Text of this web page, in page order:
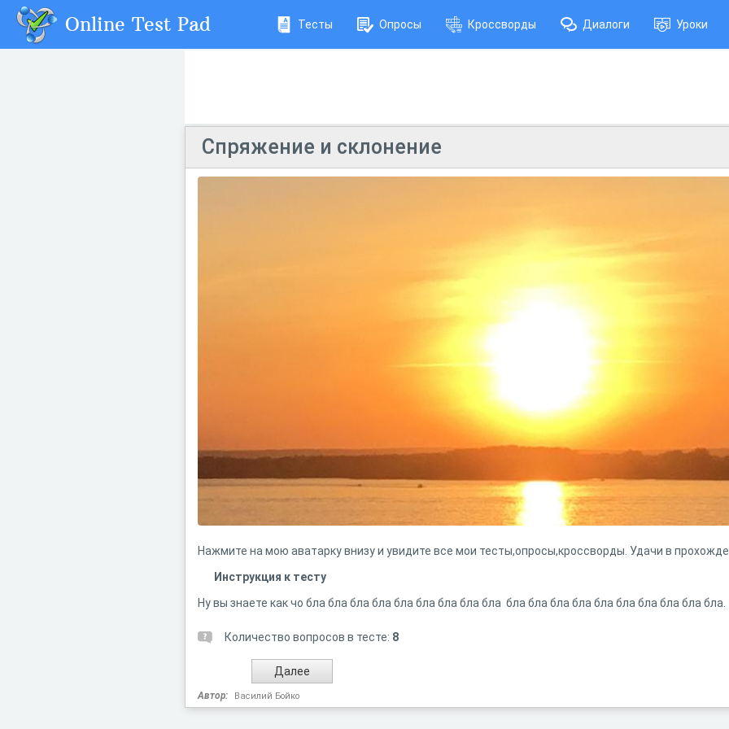
Online Test Pad Тесты Опросы Кроссворды Диалоги Уроки
Спряжение и склонение
Нажмите на мою аватарку внизу и увидите все мои тесты,опросы,кроссворды. Удачи в
Инструкция к тесту
Ну вы знаете как чо бла бла бла бла бла бла бла бла бла бла бла бла бла бла бла бла бла бла бла.
Количество вопросов в тесте: 8
Автор: Василий Бойко